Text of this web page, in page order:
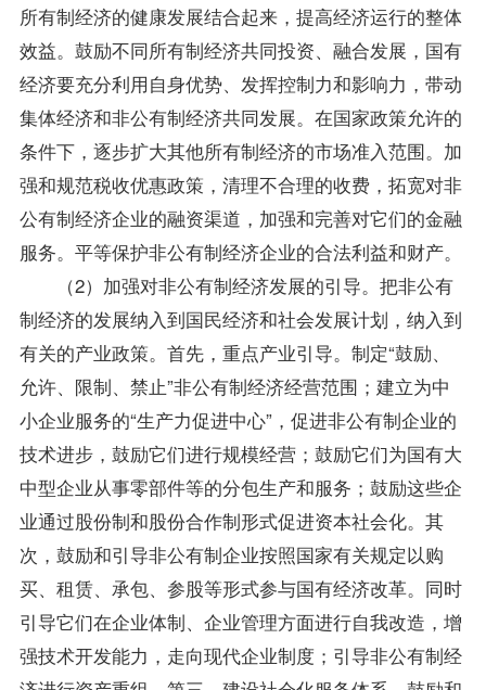
所有制经济的健康发展结合起来，提高经济运行的整体
效益。鼓励不同所有制经济共同投资、融合发展，国有
经济要充分利用自身优势、发挥控制力和影响力，带动
集体经济和非公有制经济共同发展。在国家政策允许的
条件下，逐步扩大其他所有制经济的市场准入范围。加
强和规范税收优惠政策，清理不合理的收费，拓宽对非
公有制经济企业的融资渠道，加强和完善对它们的金融
服务。平等保护非公有制经济企业的合法利益和财产。
（2）加强对非公有制经济发展的引导。把非公有
制经济的发展纳入到国民经济和社会发展计划，纳入到
有关的产业政策。首先，重点产业引导。制定“鼓励、
允许、限制、禁止”非公有制经济经营范围；建立为中
小企业服务的“生产力促进中心”，促进非公有制企业的
技术进步，鼓励它们进行规模经营；鼓励它们为国有大
中型企业从事零部件等的分包生产和服务；鼓励这些企
业通过股份制和股份合作制形式促进资本社会化。其
次，鼓励和引导非公有制企业按照国家有关规定以购
买、租赁、承包、参股等形式参与国有经济改革。同时
引导它们在企业体制、企业管理方面进行自我改造，增
强技术开发能力，走向现代企业制度；引导非公有制经